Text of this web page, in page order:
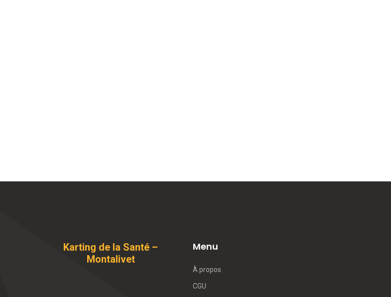
Karting de la Santé –
Montalivet
Menu
À propos
CGU